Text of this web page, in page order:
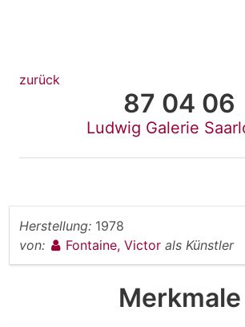
zurück
87 04 06
Ludwig Galerie
Herstellung: 1978
von:
Fontaine, Victor als Künstler
Merkmale